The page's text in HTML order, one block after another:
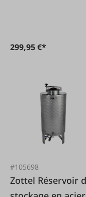
299,95 €*
#105698
Zottel Réservoir de